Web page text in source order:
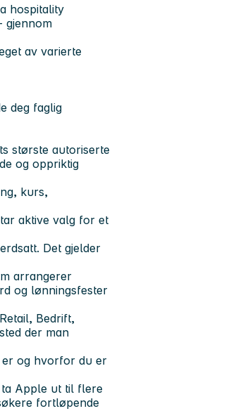
hospitality
gjennom
av varierte
deg faglig
største autoriserte
og oppriktig
kurs,
aktive valg for et
Det gjelder
arrangerer
og lønningsfester
Bedrift,
der man
er og hvorfor du er
Apple ut til flere
fortløpende